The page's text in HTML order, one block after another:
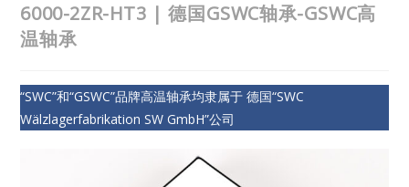
6000-2ZR-HT3 | 德国GSWC轴承-GSWC高
温轴承
“SWC”和“GSWC”品牌高温轴承均隶属于 德国“SWC
Wälzlagerfabrikation SW GmbH”公司